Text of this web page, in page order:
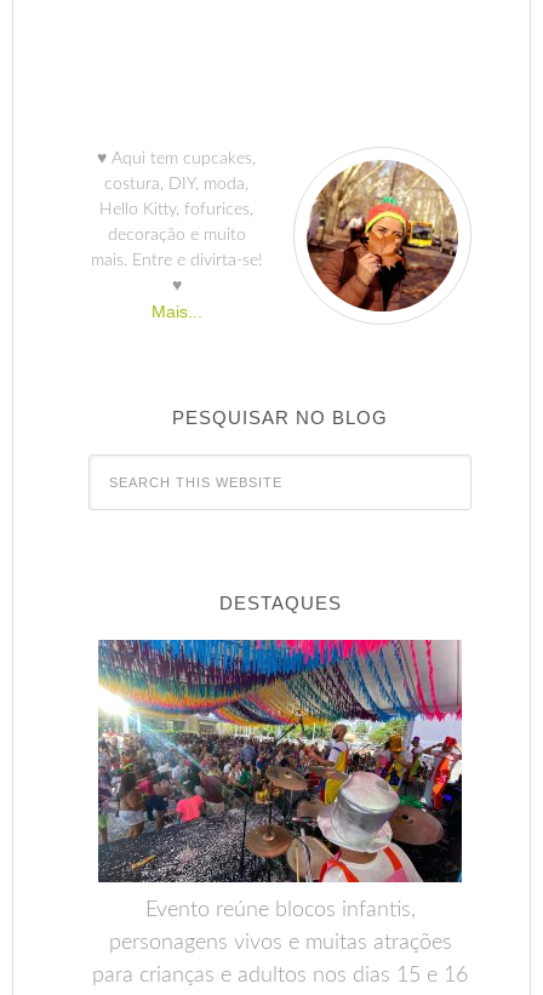
♥ Aqui tem cupcakes,
costura, DIY, moda,
Hello Kitty, fofurices,
decoração e muito
mais. Entre e divirta-se!
♥
Mais...
PESQUISAR NO BLOG
DESTAQUES
Evento reúne blocos infantis,
personagens vivos e muitas atrações
para crianças e adultos nos dias 15 e 16